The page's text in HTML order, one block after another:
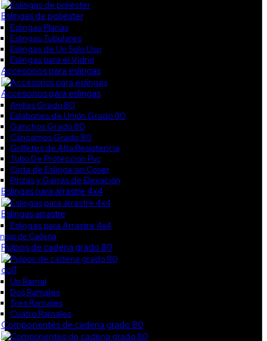
Eslingas de poliéster
Eslingas Planas
Eslingas Tubulares
Eslingas de Un Solo Uso
Eslingas para el Vidrio
Accesorios para eslingas
Accesorios para eslingas
Anillas Grado 80
Eslabones de Unión Grado 80
Ganchos Grado 80
Cáncamos Grado 80
Grilletes de Alta Resistencia
Tubo De Proteccion Pvc
Cinta de Eslinga sin Coser
Pinzas y Garras de Elevación
Eslingas para arrastre 4x4
Eslingas arrastre
Eslingas para Arrastre 4x4
de Cadena
Pulpos de cadena grado 80
col1
Un Ramal
Dos Ramales
Tres Ramales
Cuatro Ramales
Componentes de cadena grado 80